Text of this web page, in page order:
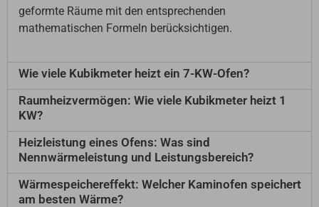
geformte Räume mit den entsprechenden
mathematischen Formeln berücksichtigen.
Wie viele Kubikmeter heizt ein 7-KW-Ofen?
Raumheizvermögen: Wie viele Kubikmeter heizt 1
KW?
Heizleistung eines Ofens: Was sind
Nennwärmeleistung und Leistungsbereich?
Wärmespeichereffekt: Welcher Kaminofen speichert
am besten Wärme?